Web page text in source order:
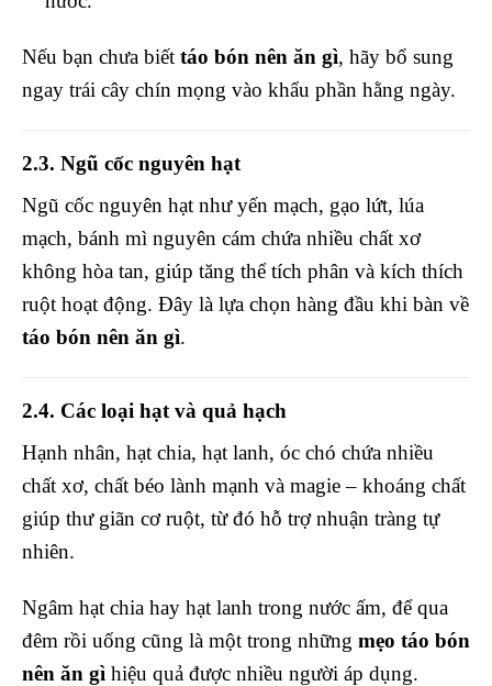
Nếu bạn chưa biết táo bón nên ăn gì, hãy bổ sung
ngay trái cây chín mọng vào khẩu phần hằng ngày.
2.3. Ngũ cốc nguyên hạt
Ngũ cốc nguyên hạt như yến mạch, gạo lứt, lúa
mạch, bánh mì nguyên cám chứa nhiều chất xơ
không hòa tan, giúp tăng thể tích phân và kích thích
ruột hoạt động. Đây là lựa chọn hàng đầu khi bàn về
táo bón nên ăn gì.
2.4. Các loại hạt và quả hạch
Hạnh nhân, hạt chia, hạt lanh, óc chó chứa nhiều
chất xơ, chất béo lành mạnh và magie – khoáng chất
giúp thư giãn cơ ruột, từ đó hỗ trợ nhuận tràng tự
nhiên.
Ngâm hạt chia hay hạt lanh trong nước ấm, để qua
đêm rồi uống cũng là một trong những mẹo táo bón
nên ăn gì hiệu quả được nhiều người áp dụng.